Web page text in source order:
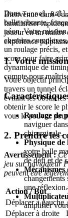
DansTunnel Ball
balle vibrante,
néon. Votre
chemins
un roulage précis,
score pour faire
dynamique de
compte pour
Roulage de
naviguer
chirurgicale.
Physique de
votre balle
de défi et de
changements
une réflexion
amplifier
Bienvenue dans
familiariser
joueur en un maître
expérience
1. Votre
Votre objectif
travers un tunnel
évitant les
obtenir le score le
vous le pouvez
2. Prendre les
Avertissement :
jeu sur navigateur
peuvent être
Action / But
Déplacer à gauche
Déplacer à droite